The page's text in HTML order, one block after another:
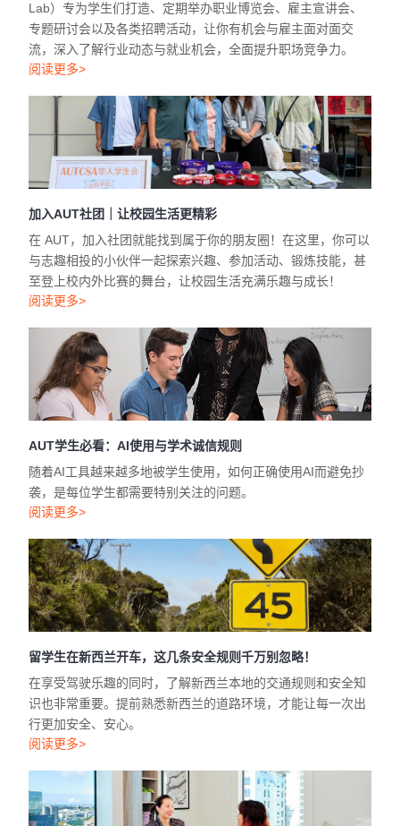
Lab）专为学生们打造、定期举办职业博览会、雇主宣讲会、
专题研讨会以及各类招聘活动，让你有机会与雇主面对面交
流，深入了解行业动态与就业机会，全面提升职场竞争力。
阅读更多>
加入AUT社团｜让校园生活更精彩
在 AUT，加入社团就能找到属于你的朋友圈！在这里，你可以
与志趣相投的小伙伴一起探索兴趣、参加活动、锻炼技能，甚
至登上校内外比赛的舞台，让校园生活充满乐趣与成长！
阅读更多>
AUT学生必看：AI使用与学术诚信规则
随着AI工具越来越多地被学生使用，如何正确使用AI而避免抄
袭，是每位学生都需要特别关注的问题。
阅读更多>
留学生在新西兰开车，这几条安全规则千万别忽略！
在享受驾驶乐趣的同时，了解新西兰本地的交通规则和安全知
识也非常重要。提前熟悉新西兰的道路环境，才能让每一次出
行更加安全、安心。
阅读更多>